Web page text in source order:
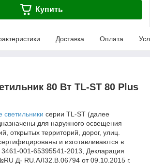
Купить
Доставка Оплата
80 Вт TL-ST 80 Plus
серии TL-ST (далее
для наружного освещения
открытых территорий, дорог, улиц.
и изготавливаются в
3461-001-65395541-2013, Декларация
Д- RU.АЛ32.В.06794 от 09.10.2015 г.